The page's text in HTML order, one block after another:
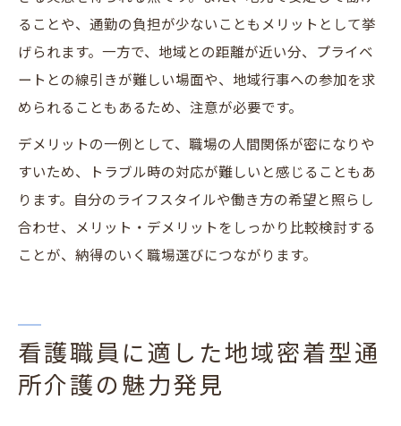
ることや、通勤の負担が少ないこともメリットとして挙
げられます。一方で、地域との距離が近い分、プライベ
ートとの線引きが難しい場面や、地域行事への参加を求
められることもあるため、注意が必要です。
デメリットの一例として、職場の人間関係が密になりや
すいため、トラブル時の対応が難しいと感じることもあ
ります。自分のライフスタイルや働き方の希望と照らし
合わせ、メリット・デメリットをしっかり比較検討する
ことが、納得のいく職場選びにつながります。
看護職員に適した地域密着型通
所介護の魅力発見